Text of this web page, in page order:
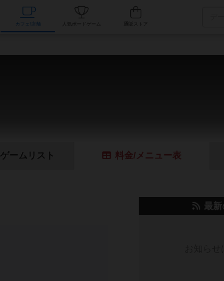
掲示板一覧 人気ボードゲーム
ゲーム リスト 料金/メニュー表
最